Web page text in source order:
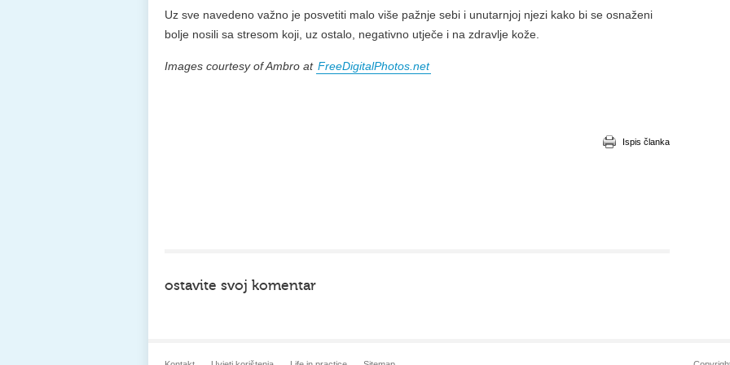
Uz sve navedeno važno je posvetiti malo više pažnje sebi i unutarnjoj njezi kako bi se osnaženi
bolje nosili sa stresom koji, uz ostalo, negativno utječe i na zdravlje kože.
Images courtesy of Ambro at FreeDigitalPhotos.net
Ispis članka
ostavite svoj komentar